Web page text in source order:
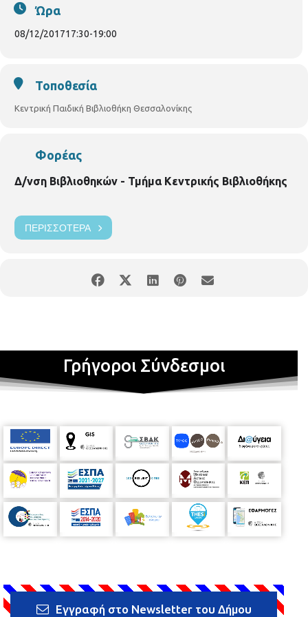
χρονών και άνω . Με τηλεφωνική προεγγραφή , μέχρι 15 παιδιά.
Ώρα
08/12/201717:30-19:00
Τοποθεσία
Κεντρική Παιδική Βιβλιοθήκη Θεσσαλονίκης
Φορέας
Δ/νση Βιβλιοθηκών - Τμήμα Κεντρικής Βιβλιοθήκης
ΠΕΡΙΣΣΌΤΕΡΑ
Γρήγοροι Σύνδεσμοι
Εγγραφή στο Newsletter του Δήμου